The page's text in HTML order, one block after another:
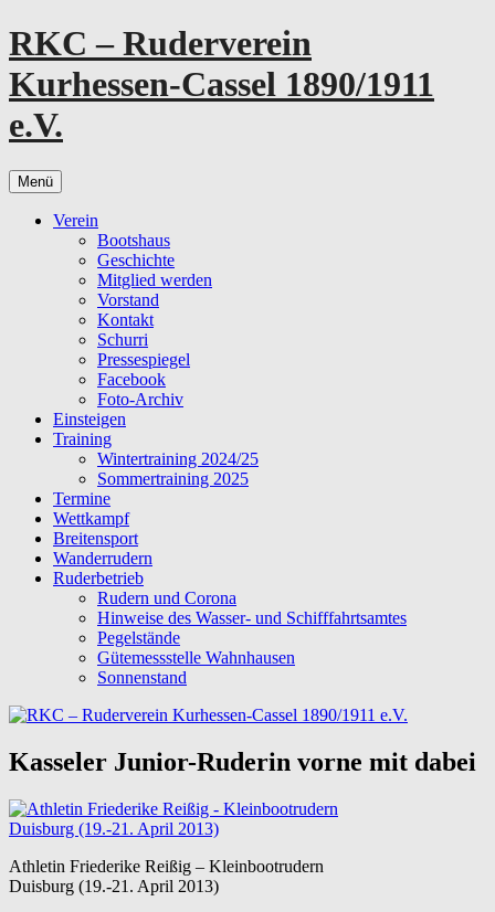
Zum
Inhalt
springen
RKC – Ruderverein
Kurhessen-Cassel 1890/1911
e.V.
Menü
Verein
Bootshaus
Geschichte
Mitglied werden
Vorstand
Kontakt
Schurri
Pressespiegel
Facebook
Foto-Archiv
Einsteigen
Training
Wintertraining 2024/25
Sommertraining 2025
Termine
Wettkampf
Breitensport
Wanderrudern
Ruderbetrieb
Rudern und Corona
Hinweise des Wasser- und Schifffahrtsamtes
Pegelstände
Gütemessstelle Wahnhausen
Sonnenstand
Kasseler Junior-Ruderin vorne mit dabei
Athletin Friederike Reißig – Kleinbootrudern
Duisburg (19.-21. April 2013)